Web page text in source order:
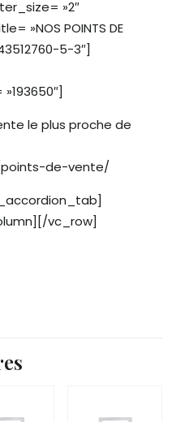
»2″
»NOS POINTS DE
5-3″]
le plus proche de
de-vente/
vc_row]